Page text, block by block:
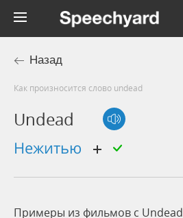
Назад
Как произносится слово undead
Undead
нежитью
Примеры из фильмов c Undead